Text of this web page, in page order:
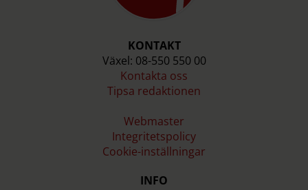
KONTAKT
Växel: 08-550 550 00
Kontakta oss
Tipsa redaktionen
Webmaster
Integritetspolicy
Cookie-inställningar
INFO